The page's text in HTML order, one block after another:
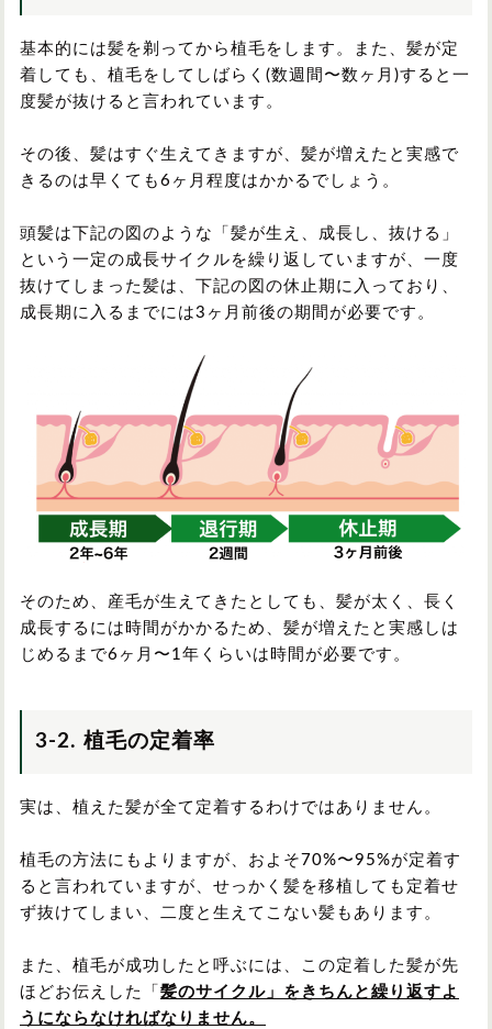
基本的には髪を剃ってから植毛をします。また、髪が定
着しても、植毛をしてしばらく(数週間〜数ヶ月)すると一
度髪が抜けると言われています。
その後、髪はすぐ生えてきますが、髪が増えたと実感で
きるのは早くても6ヶ月程度はかかるでしょう。
頭髪は下記の図のような「髪が生え、成長し、抜ける」
という一定の成長サイクルを繰り返していますが、一度
抜けてしまった髪は、下記の図の休止期に入っており、
成長期に入るまでには3ヶ月前後の期間が必要です。
そのため、産毛が生えてきたとしても、髪が太く、長く
成長するには時間がかかるため、髪が増えたと実感しは
じめるまで6ヶ月〜1年くらいは時間が必要です。
3-2. 植毛の定着率
実は、植えた髪が全て定着するわけではありません。
植毛の方法にもよりますが、およそ70%〜95%が定着す
ると言われていますが、せっかく髪を移植しても定着せ
ず抜けてしまい、二度と生えてこない髪もあります。
また、植毛が成功したと呼ぶには、この定着した髪が先
ほどお伝えした「 髪のサイクル」をきちんと繰り返すよ
うにならなければなりません。